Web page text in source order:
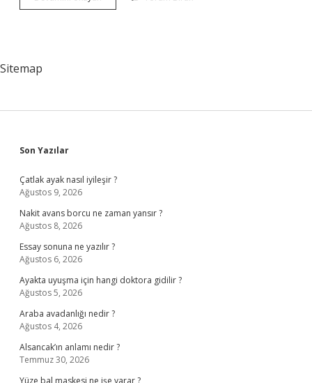
Türkçesi
Sitemap
Sidebar
Son Yazılar
Çatlak ayak nasıl iyileşir ?
Ağustos 9, 2026
Nakit avans borcu ne zaman yansır ?
Ağustos 8, 2026
Essay sonuna ne yazılır ?
Ağustos 6, 2026
Ayakta uyuşma için hangi doktora gidilir ?
Ağustos 5, 2026
Araba avadanlığı nedir ?
Ağustos 4, 2026
Alsancak’ın anlamı nedir ?
Temmuz 30, 2026
Yüze bal maskesi ne işe yarar ?